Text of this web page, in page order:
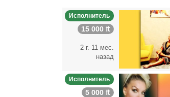
Исполнитель
15 000 ₶
2 г. 11 мес.
назад
Исполнитель
5 000 ₶